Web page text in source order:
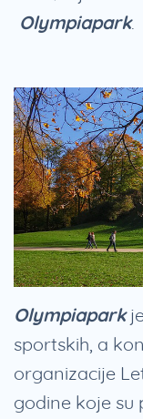
Olympiapark.
Olympiapark
sportskih, a
organizacije
godine koje su